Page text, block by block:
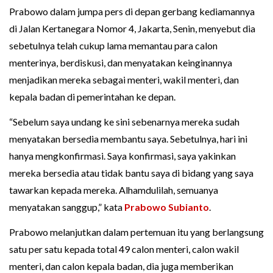
Prabowo dalam jumpa pers di depan gerbang kediamannya
di Jalan Kertanegara Nomor 4, Jakarta, Senin, menyebut dia
sebetulnya telah cukup lama memantau para calon
menterinya, berdiskusi, dan menyatakan keinginannya
menjadikan mereka sebagai menteri, wakil menteri, dan
kepala badan di pemerintahan ke depan.
“Sebelum saya undang ke sini sebenarnya mereka sudah
menyatakan bersedia membantu saya. Sebetulnya, hari ini
hanya mengkonfirmasi. Saya konfirmasi, saya yakinkan
mereka bersedia atau tidak bantu saya di bidang yang saya
tawarkan kepada mereka. Alhamdulilah, semuanya
menyatakan sanggup,” kata Prabowo Subianto.
Prabowo melanjutkan dalam pertemuan itu yang berlangsung
satu per satu kepada total 49 calon menteri, calon wakil
menteri, dan calon kepala badan, dia juga memberikan